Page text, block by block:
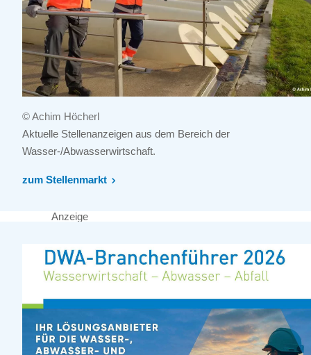
© Achim Höcherl
Aktuelle Stellenanzeigen aus dem Bereich der
Wasser-/Abwasserwirtschaft.
zum Stellenmarkt
Anzeige